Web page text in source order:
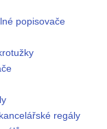
popisovače
regály